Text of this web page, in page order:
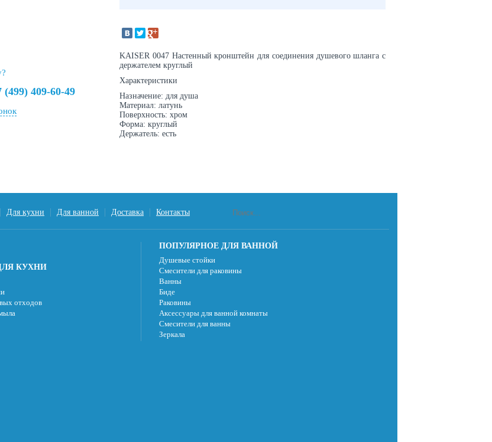
(499) 409-60-49
KAISER 0047 Настенный кронштейн для соединения душевого шланга с
держателем круглый
Характеристики
Назначение: для душа
Материал: латунь
Поверхность: хром
Форма: круглый
Держатель: есть
Для кухни Для ванной Доставка Контакты
КУХНИ
отходов
ПОПУЛЯРНОЕ ДЛЯ ВАННОЙ
Душевые стойки
Смесители для раковины
Ванны
Биде
Раковины
Аксессуары для ванной комнаты
Смесители для ванны
Зеркала